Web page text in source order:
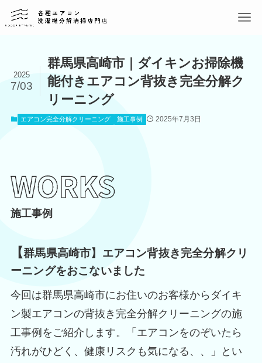
群馬県高崎市｜ダイキンお掃除機
能付きエアコン背抜き完全分解ク
リーニング
2025
7/03
エアコン完全分解クリーニング 施工事例 2025年7月3日
施工事例
【群馬県高崎市】エアコン背抜き完全分解クリ
ーニングをおこないました
今回は群馬県高崎市にお住いのお客様からダイキ
ン製エアコンの背抜き完全分解クリーニングの施
工事例をご紹介します。「エアコンをのぞいたら
汚れがひどく、健康リスクも気になる、、」とい